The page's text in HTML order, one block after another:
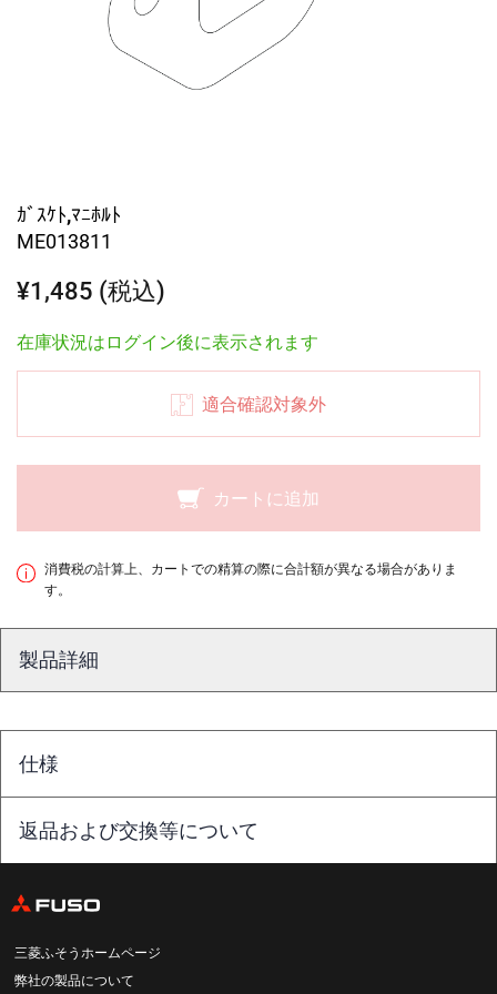
ｶﾞｽｹﾄ,ﾏﾆﾎﾙﾄ
ME013811
¥1,485 (税込)
在庫状況はログイン後に表示されます
適合確認対象外
カートに追加
消費税の計算上、カートでの精算の際に合計額が異なる場合がありま
す。
製品詳細
仕様
返品および交換等について
三菱ふそうホームページ
弊社の製品について